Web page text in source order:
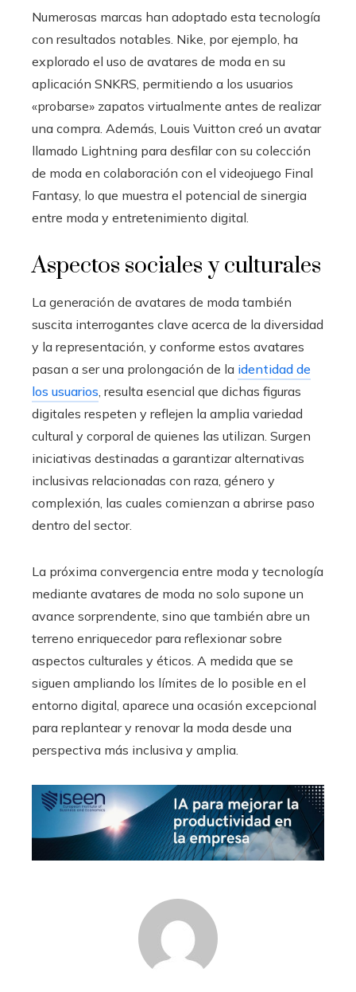
Numerosas marcas han adoptado esta tecnología
con resultados notables. Nike, por ejemplo, ha
explorado el uso de avatares de moda en su
aplicación SNKRS, permitiendo a los usuarios
«probarse» zapatos virtualmente antes de realizar
una compra. Además, Louis Vuitton creó un avatar
llamado Lightning para desfilar con su colección
de moda en colaboración con el videojuego Final
Fantasy, lo que muestra el potencial de sinergia
entre moda y entretenimiento digital.
Aspectos sociales y culturales
La generación de avatares de moda también
suscita interrogantes clave acerca de la diversidad
y la representación, y conforme estos avatares
pasan a ser una prolongación de la identidad de
los usuarios, resulta esencial que dichas figuras
digitales respeten y reflejen la amplia variedad
cultural y corporal de quienes las utilizan. Surgen
iniciativas destinadas a garantizar alternativas
inclusivas relacionadas con raza, género y
complexión, las cuales comienzan a abrirse paso
dentro del sector.
La próxima convergencia entre moda y tecnología
mediante avatares de moda no solo supone un
avance sorprendente, sino que también abre un
terreno enriquecedor para reflexionar sobre
aspectos culturales y éticos. A medida que se
siguen ampliando los límites de lo posible en el
entorno digital, aparece una ocasión excepcional
para replantear y renovar la moda desde una
perspectiva más inclusiva y amplia.